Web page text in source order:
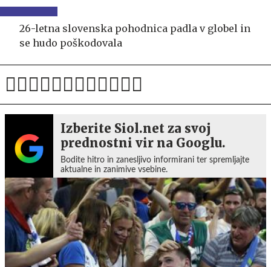
26-letna slovenska pohodnica padla v globel in
se hudo poškodovala
Izberite Siol.net za svoj
prednostni vir na Googlu.
Bodite hitro in zanesljivo informirani ter spremljajte
aktualne in zanimive vsebine.